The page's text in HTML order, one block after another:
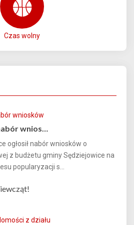
Czas wolny
wnios…
ogłosił nabór wniosków o
z budżetu gminy Sędziejowice na
popularyzacji s...
z działu